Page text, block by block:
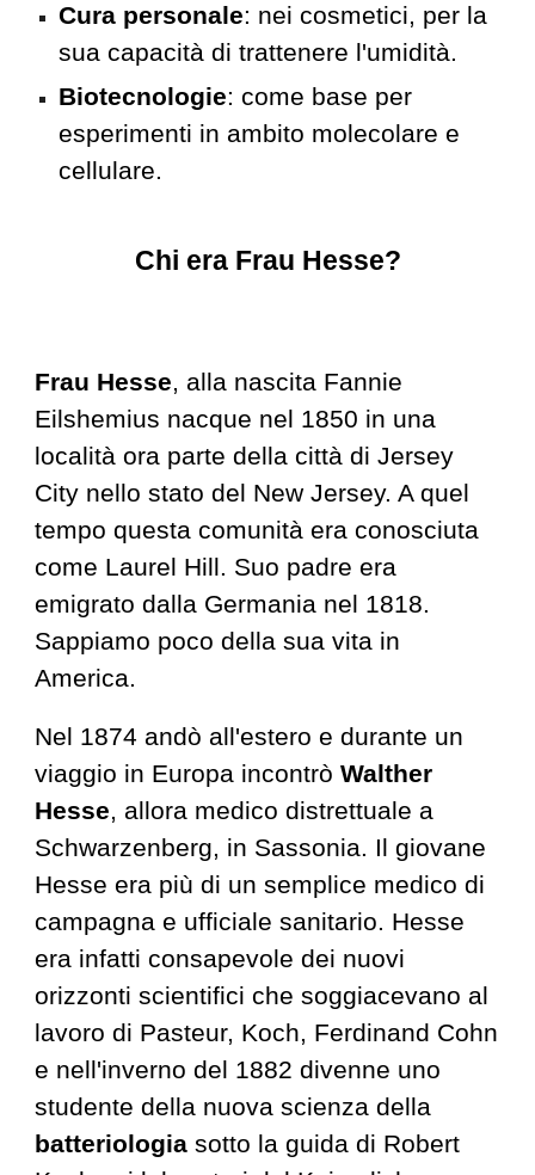
Cura personale: nei cosmetici, per la
sua capacità di trattenere l'umidità.
Biotecnologie: come base per
esperimenti in ambito molecolare e
cellulare.
Chi era Frau Hesse?
Frau Hesse, alla nascita Fannie
Eilshemius nacque nel 1850 in una
località ora parte della città di Jersey
City nello stato del New Jersey. A quel
tempo questa comunità era conosciuta
come Laurel Hill. Suo padre era
emigrato dalla Germania nel 1818.
Sappiamo poco della sua vita in
America.
Nel 1874 andò all'estero e durante un
viaggio in Europa incontròWalther
Hesse, allora medico distrettuale a
Schwarzenberg, in Sassonia. Il giovane
Hesse era più di un semplice medico di
campagna e ufficiale sanitario. Hesse
era infatti consapevole dei nuovi
orizzonti scientifici che soggiacevano al
lavoro di Pasteur, Koch, Ferdinand Cohn
e nell'inverno del 1882 divenne uno
studente della nuova scienza della
batteriologia sotto la guida di Robert